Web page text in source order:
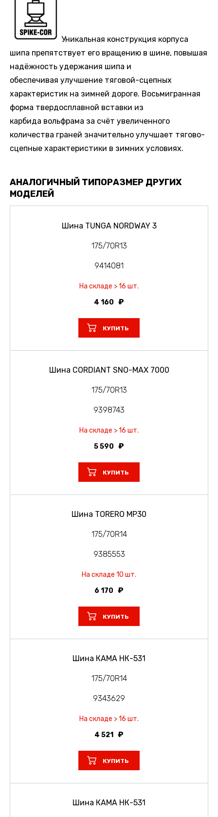
Уникальная конструкция корпуса
шипа препятствует его вращению в шине, повышая
надёжность удержания шипа и
обеспечивая улучшение тяговой-сцепных
характеристик на зимней дороге. Восьмигранная
форма твердосплавной вставки из
карбида вольфрама за счёт увеличенного
количества граней значительно улучшает тягово-
сцепные характеристики в зимних условиях.
АНАЛОГИЧНЫЙ ТИПОРАЗМЕР ДРУГИХ
МОДЕЛЕЙ
Шина TUNGA NORDWAY 3
175/70R13
9414081
На складе > 16 шт.
4 160
КУПИТЬ
Шина CORDIANT SNO-MAX 7000
175/70R13
9398743
На складе > 16 шт.
5 590
КУПИТЬ
Шина TORERO MP30
175/70R14
9385553
На складе 10 шт.
6 170
КУПИТЬ
Шина КАМА НК-531
175/70R14
9343629
На складе > 16 шт.
4 521
КУПИТЬ
Шина КАМА НК-531